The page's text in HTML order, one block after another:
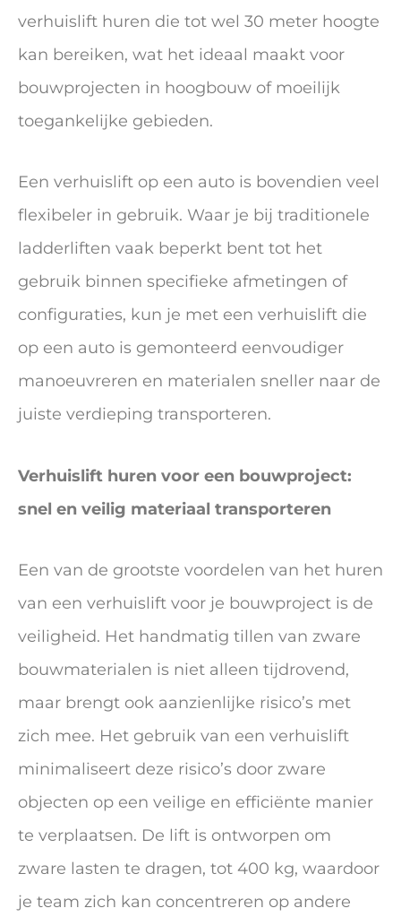
verhuislift huren die tot wel 30 meter hoogte
kan bereiken, wat het ideaal maakt voor
bouwprojecten in hoogbouw of moeilijk
toegankelijke gebieden.
Een verhuislift op een auto is bovendien veel
flexibeler in gebruik. Waar je bij traditionele
ladderliften vaak beperkt bent tot het
gebruik binnen specifieke afmetingen of
configuraties, kun je met een verhuislift die
op een auto is gemonteerd eenvoudiger
manoeuvreren en materialen sneller naar de
juiste verdieping transporteren.
Verhuislift huren voor een bouwproject:
snel en veilig materiaal transporteren
Een van de grootste voordelen van het huren
van een verhuislift voor je bouwproject is de
veiligheid. Het handmatig tillen van zware
bouwmaterialen is niet alleen tijdrovend,
maar brengt ook aanzienlijke risico’s met
zich mee. Het gebruik van een verhuislift
minimaliseert deze risico’s door zware
objecten op een veilige en efficiënte manier
te verplaatsen. De lift is ontworpen om
zware lasten te dragen, tot 400 kg, waardoor
je team zich kan concentreren op andere